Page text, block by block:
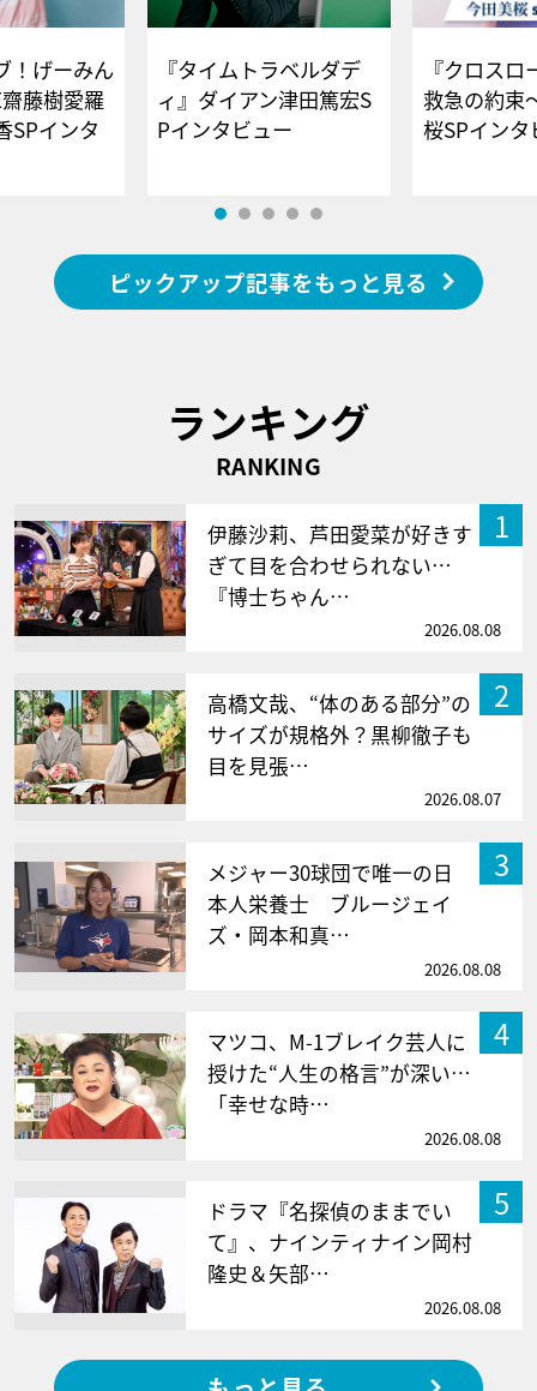
！げーみん
藤樹愛羅
SPインタ
『タイムトラベルダデ
ィ』ダイアン津田篤宏S
Pインタビュー
『クロス
救急の約束
桜SPイ
ピックアップ記事をもっと見る
ランキング
RANKING
1
伊藤沙莉、芦田愛菜が好きす
ぎて目を合わせられない…
『博士ちゃん…
2026.08.08
2
高橋文哉、“体のある部分”の
サイズが規格外？黒柳徹子も
目を見張…
2026.08.07
3
メジャー30球団で唯一の日
本人栄養士 ブルージェイ
ズ・岡本和真…
2026.08.08
4
マツコ、M-1ブレイク芸人に
授けた“人生の格言”が深い…
「幸せな時…
2026.08.08
5
ドラマ『名探偵のままでい
て』、ナインティナイン岡村
隆史＆矢部…
2026.08.08